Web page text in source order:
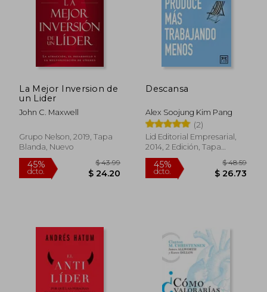
La Mejor Inversion de
un Lider
John C. Maxwell
Grupo Nelson, 2019, Tapa
Blanda, Nuevo
45%
dcto.
Descansa
Alex Soojung Kim Pang
(2)
Lid Editorial Empresarial,
2014, 2 Edición, Tapa
Blanda, Nuevo
45%
dcto.